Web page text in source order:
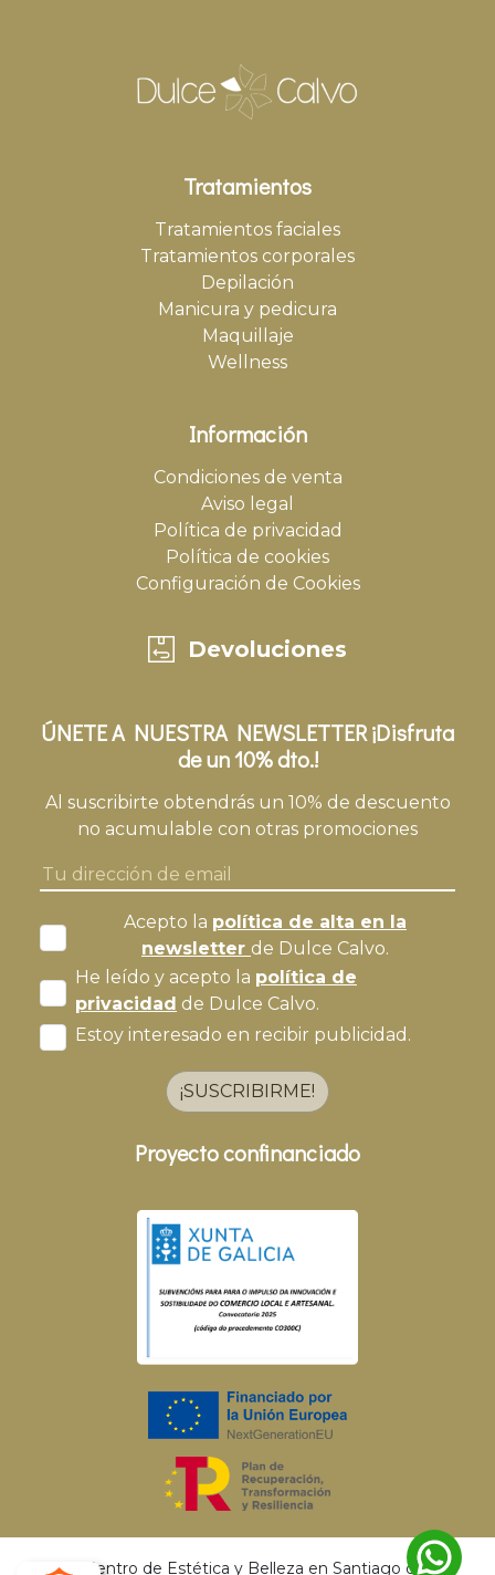
Tratamientos
Tratamientos faciales
Tratamientos corporales
Depilación
Manicura y pedicura
Maquillaje
Wellness
Información
Condiciones de venta
Aviso legal
Política de privacidad
Política de cookies
Configuración de Cookies
Devoluciones
ÚNETE A NUESTRA NEWSLETTER ¡Disfruta
de un 10% dto.!
Al suscribirte obtendrás un 10% de descuento
no acumulable con otras promociones
Acepto la política de alta en la
newsletter de Dulce Calvo.
He leído y acepto la política de
privacidad de Dulce Calvo.
Estoy interesado en recibir publicidad.
¡SUSCRIBIRME!
Proyecto confinanciado
© 2026 Centro de Estética y Belleza en Santiago de